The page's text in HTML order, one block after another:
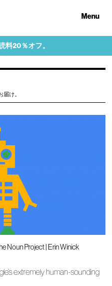
Menu
料20％オフ。
届け。
Noun Project | Erin Winick
extremely human-sounding